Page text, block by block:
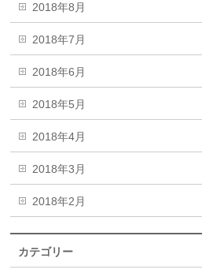
2018年8月
2018年7月
2018年6月
2018年5月
2018年4月
2018年3月
2018年2月
カテゴリー